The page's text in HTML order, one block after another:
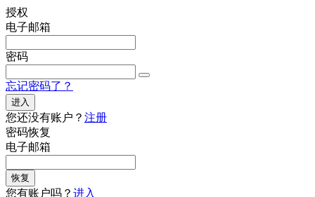
授权
电子邮箱
密码
忘记密码了？
进入
您还没有账户？ 注册
密码恢复
电子邮箱
恢复
您有账户吗？ 进入